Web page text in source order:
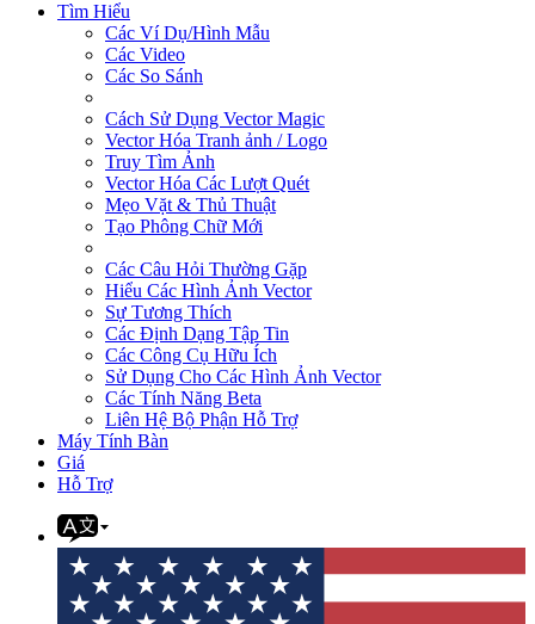
Tìm Hiểu
Các Ví Dụ/Hình Mẫu
Các Video
Các So Sánh
Cách Sử Dụng Vector Magic
Vector Hóa Tranh ảnh / Logo
Truy Tìm Ảnh
Vector Hóa Các Lượt Quét
Mẹo Vặt & Thủ Thuật
Tạo Phông Chữ Mới
Các Câu Hỏi Thường Gặp
Hiểu Các Hình Ảnh Vector
Sự Tương Thích
Các Định Dạng Tập Tin
Các Công Cụ Hữu Ích
Sử Dụng Cho Các Hình Ảnh Vector
Các Tính Năng Beta
Liên Hệ Bộ Phận Hỗ Trợ
Máy Tính Bàn
Giá
Hỗ Trợ